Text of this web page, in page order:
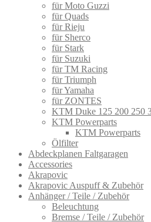
für Moto Guzzi
für Quads
für Rieju
für Sherco
für Stark
für Suzuki
für TM Racing
für Triumph
für Yamaha
für ZONTES
KTM Duke 125 200 250
KTM Powerparts
KTM Powerparts
Ölfilter
Abdeckplanen Faltgaragen
Accessories
Akrapovic
Akrapovic Auspuff & Zubehör
Anhänger / Teile / Zubehör
Beleuchtung
Bremse / Teile / Zubehör